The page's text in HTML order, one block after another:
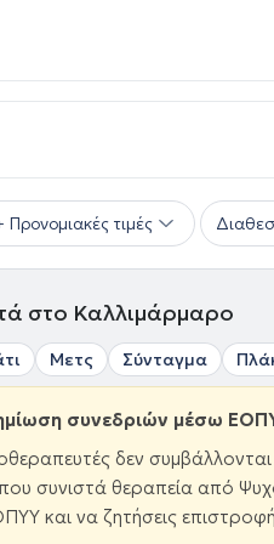
Προνομιακές τιμές
στο Καλλιμάρμαρο
Μετς Σύνταγμα
συνεδριών μέσω
δεν
που συνιστά θεραπεία από
και να ζητήσεις